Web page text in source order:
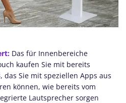
Das für Innenbereiche
kaufen Sie mit bereits
Sie mit speziellen Apps aus
können, wie bereits vom
Lautsprecher sorgen